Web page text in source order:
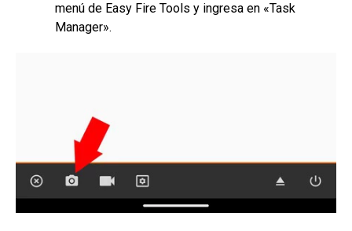
menú de Easy Fire Tools y ingresa en «Task
Manager».